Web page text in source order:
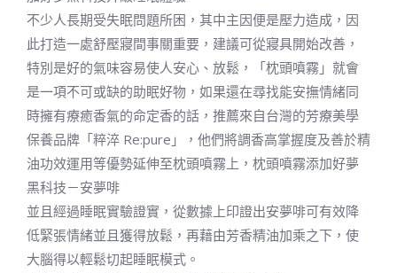
不少人長期受失眠問題所困，其中主因便是壓力造成，因
此打造一處舒壓寢間事關重要，建議可從寢具開始改善，
特別是好的氣味容易使人安心、放鬆，「枕頭噴霧」就會
是一項不可或缺的助眠好物，如果還在尋找能安撫情緒同
時擁有療癒香氣的命定香的話，推薦來自台灣的芳療美學
保養品牌「粹淬 Re:pure」，他們將調香高掌握度及善於精
油功效運用等優勢延伸至枕頭噴霧上，枕頭噴霧添加好夢
黑科技－安夢啡
並且經過睡眠實驗證實，從數據上印證出安夢啡可有效降
低緊張情緒並且獲得放鬆，再藉由芳香精油加乘之下，使
大腦得以輕鬆切起睡眠模式。